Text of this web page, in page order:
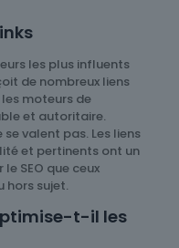
les plus influents
de nombreux liens
moteurs de
et autoritaire.
valent pas. Les liens
et pertinents ont un
SEO que ceux
hors sujet.
t-il les